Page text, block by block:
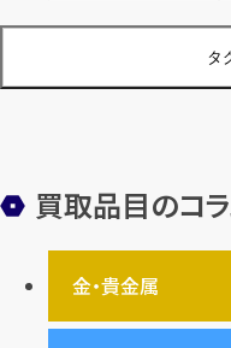
タ
ジュエリーブランド
装飾品 オメガ シ
エルメス ダイヤモンド
投資 金地金 金価
買取品目のコ
金・貴金属